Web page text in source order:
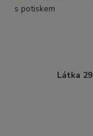
Látka 29